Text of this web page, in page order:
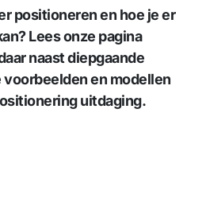
positioneren en hoe je er
Lees onze pagina
naast diepgaande
en modellen
uitdaging.